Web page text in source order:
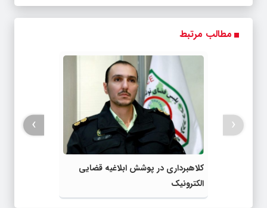
مطالب مرتبط
کلاهبرداری در پوشش ابلاغیه قضایی
الکترونیک
‹
›